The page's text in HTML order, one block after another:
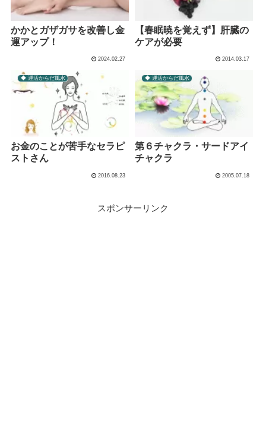
かかとガザガサを改善し金
運アップ！
2024.02.27
【春眠暁を覚えず】肝臓の
ケアが必要
2014.03.17
◆ 運活からだ風水
お金のことが苦手なセラピ
ストさん
2016.08.23
◆ 運活からだ風水
第６チャクラ・サードアイ
チャクラ
2005.07.18
スポンサーリンク